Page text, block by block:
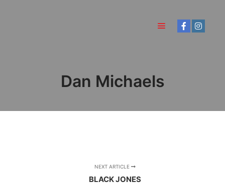
Dan Michaels
NEXT ARTICLE
BLACK JONES